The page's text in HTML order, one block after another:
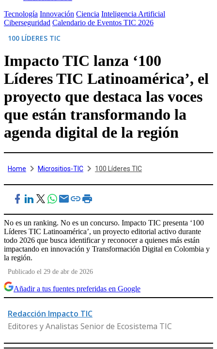
Tecnología Innovación Ciencia Inteligencia Artificial
Ciberseguridad Calendario de Eventos TIC 2026
100 LÍDERES TIC
Impacto TIC lanza ‘100
Líderes TIC Latinoamérica’, el
proyecto que destaca las voces
que están transformando la
agenda digital de la región
Home Micrositios-TIC 100 Líderes TIC
No es un ranking. No es un concurso. Impacto TIC presenta ‘100
Líderes TIC Latinoamérica’, un proyecto editorial activo durante
todo 2026 que busca identificar y reconocer a quienes más están
impactando en innovación y Transformación Digital en Colombia y
la región.
Publicado el 29 de abr de 2026
Añadir a tus fuentes preferidas en Google
Redacción Impacto TIC
Editores y Analistas Senior de Ecosistema TIC